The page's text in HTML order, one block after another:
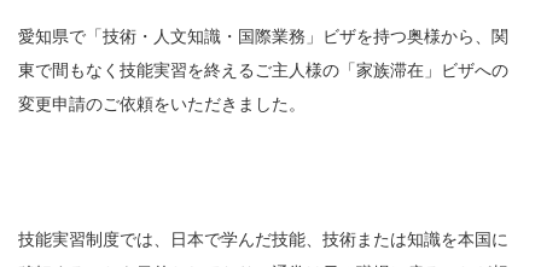
愛知県で「技術・人文知識・国際業務」ビザを持つ奥様から、関
東で間もなく技能実習を終えるご主人様の「家族滞在」ビザへの
変更申請のご依頼をいただきました。
技能実習制度では、日本で学んだ技能、技術または知識を本国に